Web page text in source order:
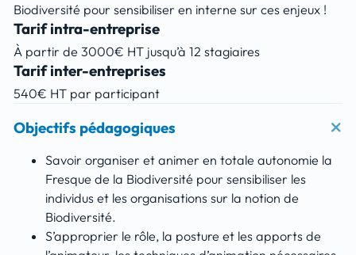
Biodiversité pour sensibiliser en interne sur ces enjeux !
Tarif intra-entreprise
À partir de 3000€ HT jusqu’à 12 stagiaires
Tarif inter-entreprises
540€ HT par participant
Objectifs pédagogiques
Savoir organiser et animer en totale autonomie la
Fresque de la Biodiversité pour sensibiliser les
individus et les organisations sur la notion de
Biodiversité.
S’approprier le rôle, la posture et les apports de